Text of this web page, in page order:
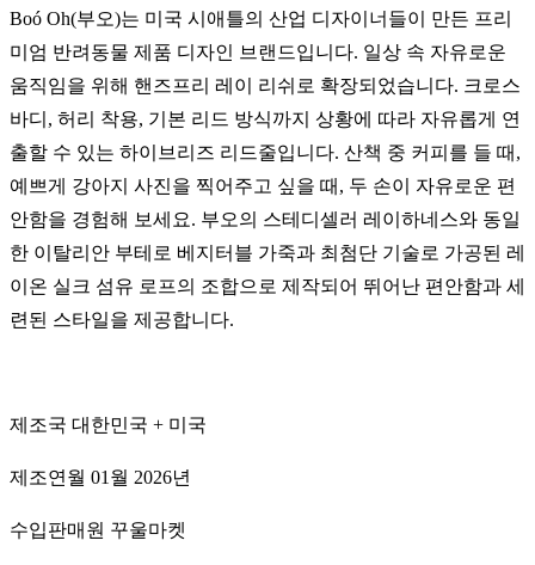
Boó Oh(부오)는 미국 시애틀의 산업 디자이너들이 만든 프리
미엄 반려동물 제품 디자인 브랜드입니다. 일상 속 자유로운
움직임을 위해 핸즈프리 레이 리쉬로 확장되었습니다. 크로스
바디, 허리 착용, 기본 리드 방식까지 상황에 따라 자유롭게 연
출할 수 있는 하이브리즈 리드줄입니다. 산책 중 커피를 들 때,
예쁘게 강아지 사진을 찍어주고 싶을 때, 두 손이 자유로운 편
안함을 경험해 보세요. 부오의 스테디셀러 레이하네스와 동일
한 이탈리안 부테로 베지터블 가죽과 최첨단 기술로 가공된 레
이온 실크 섬유 로프의 조합으로 제작되어 뛰어난 편안함과 세
련된 스타일을 제공합니다.
제조국 대한민국 + 미국
제조연월 01월 2026년
수입판매원 꾸울마켓